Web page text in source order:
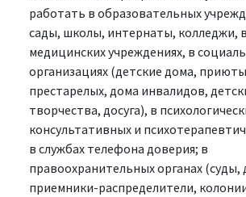
работать в образовательных
сады, школы, интернаты, колледжи,
медицинских учреждениях, в
организациях (детские дома,
престарелых, дома инвалидов,
творчества, досуга), в
консультативных и
в службах телефона доверия; в
правоохранительных органах (суды,
приемники-распределители,